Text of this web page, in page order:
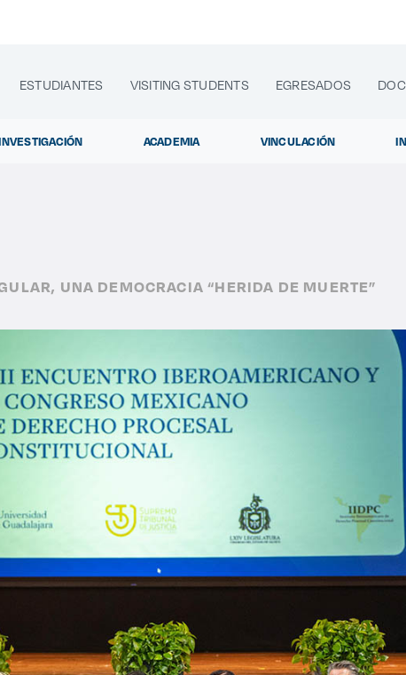
ESTUDIANTES VISITING STUDENTS EGRESADOS
ACADEMIA VINCULACIÓN
y Curso|
Lo más buscado
Carreras
Prepa ITESO
UNA DEMOCRACIA “HERIDA DE MUERTE”